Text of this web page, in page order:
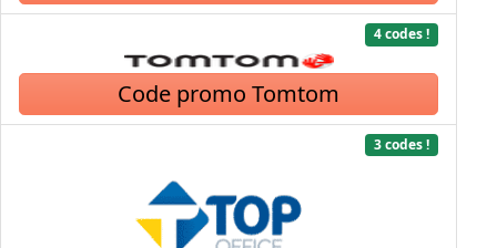
4 codes !
Code promo Tomtom
3 codes !